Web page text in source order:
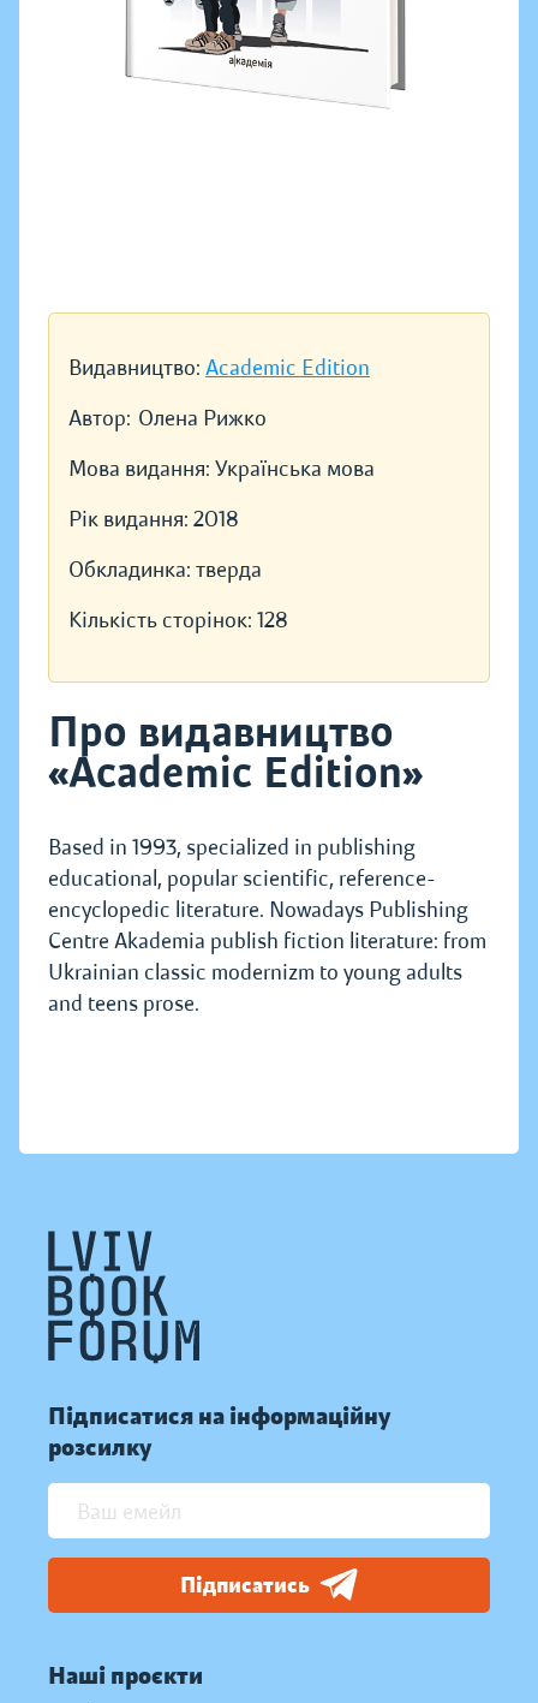
Видавництво: Academic Edition
Автор: Олена Рижко
Мова видання: Українська мова
Рік видання: 2018
Обкладинка: тверда
Кількість сторінок: 128
Про видавництво
«Academic Edition»
Based in 1993, specialized in publishing
educational, popular scientific, reference-
encyclopedic literature. Nowadays Publishing
Centre Akademia publish fiction literature: from
Ukrainian classic modernizm to young adults
and teens prose.
Підписатися на інформаційну
розсилку
Підписатись
Наші проєкти